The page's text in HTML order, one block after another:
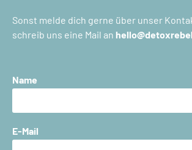
Sonst melde dich gerne über unser
schreib uns eine Mail an
Name
E-Mail